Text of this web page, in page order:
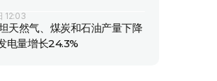
12:03
天然气、煤炭和石油产量下降
电量增长24.3%